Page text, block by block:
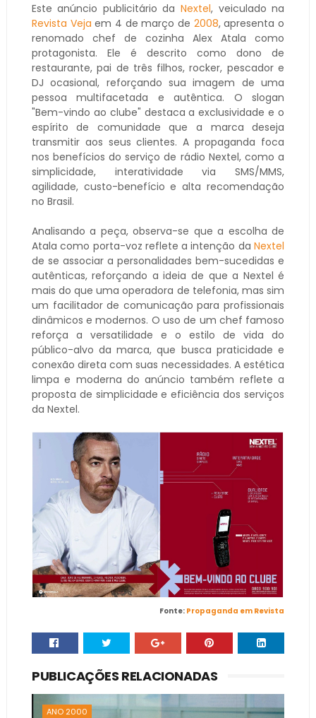
Este anúncio publicitário daNextel, veiculado na
Revista Veja em 4 de março de 2008, apresenta o
renomado chef de cozinha Alex Atala como
protagonista. Ele é descrito como dono de
restaurante, pai de três filhos, rocker, pescador e
DJ ocasional, reforçando sua imagem de uma
pessoa multifacetada e autêntica. O slogan
"Bem-vindo ao clube" destaca a exclusividade e o
espírito de comunidade que a marca deseja
transmitir aos seus clientes. A propaganda foca
nos benefícios do serviço de rádio Nextel, como a
simplicidade, interatividade via SMS/MMS,
agilidade, custo-benefício e alta recomendação
no Brasil.
Analisando a peça, observa-se que a escolha de
Atala como porta-voz reflete a intenção daNextel
de se associar a personalidades bem-sucedidas e
autênticas, reforçando a ideia de que a Nextel é
mais do que uma operadora de telefonia, mas sim
um facilitador de comunicação para profissionais
dinâmicos e modernos. O uso de um chef famoso
reforça a versatilidade e o estilo de vida do
público-alvo da marca, que busca praticidade e
conexão direta com suas necessidades. A estética
limpa e moderna do anúncio também reflete a
proposta de simplicidade e eficiência dos serviços
da Nextel.
Fonte: Propaganda em Revista
PUBLICAÇÕES RELACIONADAS
ANO 2000